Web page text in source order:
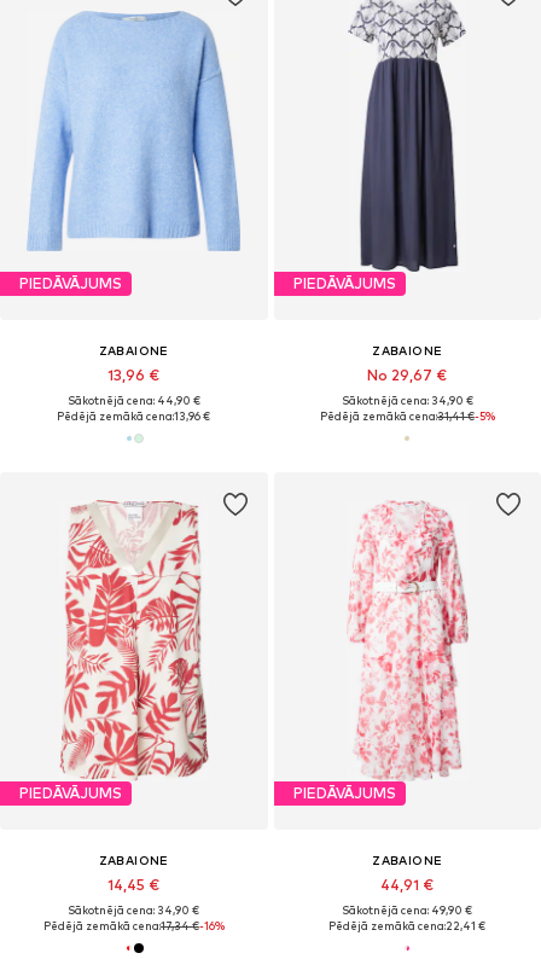
PIEDĀVĀJUMS
ZABAIONE
13,96 €
Sākotnējā cena: 44,90 €
Pēdējā zemākā cena:13,96 €
PIEDĀVĀJUMS
ZABAIONE
No 29,67 €
Sākotnējā cena: 34,90 €
Pēdējā zemākā cena:31,41 €-5%
PIEDĀVĀJUMS
ZABAIONE
14,45 €
Sākotnējā cena: 34,90 €
Pēdējā zemākā cena:17,34 €-16%
PIEDĀVĀJUMS
ZABAIONE
44,91 €
Sākotnējā cena: 49,90 €
Pēdējā zemākā cena:22,41 €